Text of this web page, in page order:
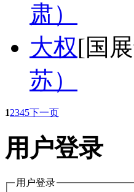
肃）
大权[国
苏）
12345下一页
用户登录
用户登录